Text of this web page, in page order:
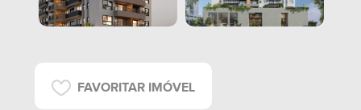
FAVORITAR IMÓVEL